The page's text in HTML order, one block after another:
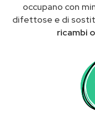
occupano con
difettose e di
ricambi